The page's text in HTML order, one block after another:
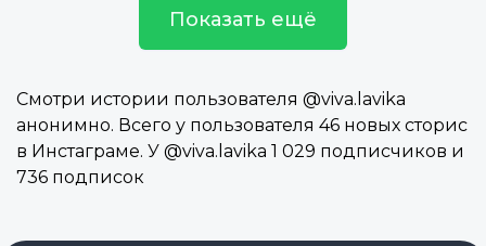
Показать ещё
Смотри истории пользователя @viva.lavika
анонимно. Всего у пользователя 46 новых сторис
в Инстаграме. У @viva.lavika 1 029 подписчиков и
736 подписок